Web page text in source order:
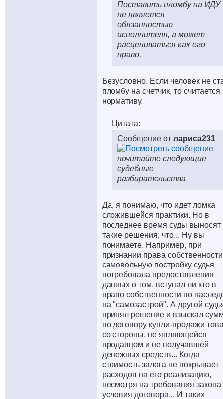
Поставить пломбу на ИДУ
не является
обязанностью
исполнителя, а может
расцениваться как его
право.
Безусловно. Если человек не
пломбу на счетчик, то считается
нормативу.
Цитата:
Сообщение от лариса231
почитайте следующие
судебные
разбирательства
Да, я понимаю, что идет ломка
сложившейся практики. Но в
последнее время суды выносят
такие решения, что... Ну вы
понимаете. Например, при
признании права
самовольную постройку судья
потребовала предоставления
данных о том, вступал ли кто в
право собственности по
на "самозастрой". А другой
принял решение и взыскал
по договору купли-продажи
со стороны, не являющейся
продавцом и не получавшей
денежных средств... Когда
стоимость залога не покрывает
расходов на его реализацию,
несмотря на требования закона
условия договора... И таких